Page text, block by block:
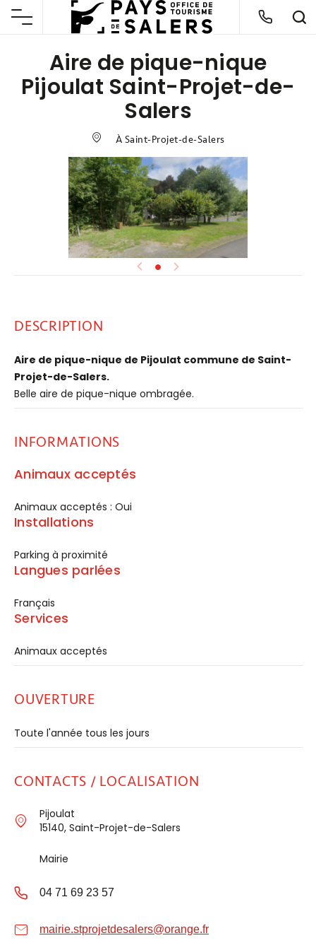
Aire de pique-nique
Pijoulat Saint-Projet-de-
Salers
À Saint-Projet-de-Salers
DESCRIPTION
Aire de pique-nique de Pijoulat commune de Saint-
Projet-de-Salers.
Belle aire de pique-nique ombragée.
INFORMATIONS
Animaux acceptés
Animaux acceptés : Oui
Installations
Parking à proximité
Langues parlées
Français
Services
Animaux acceptés
OUVERTURE
Toute l'année tous les jours
CONTACTS / LOCALISATION
Pijoulat
15140, Saint-Projet-de-Salers
Mairie
04 71 69 23 57
mairie.stprojetdesalers@orange.fr